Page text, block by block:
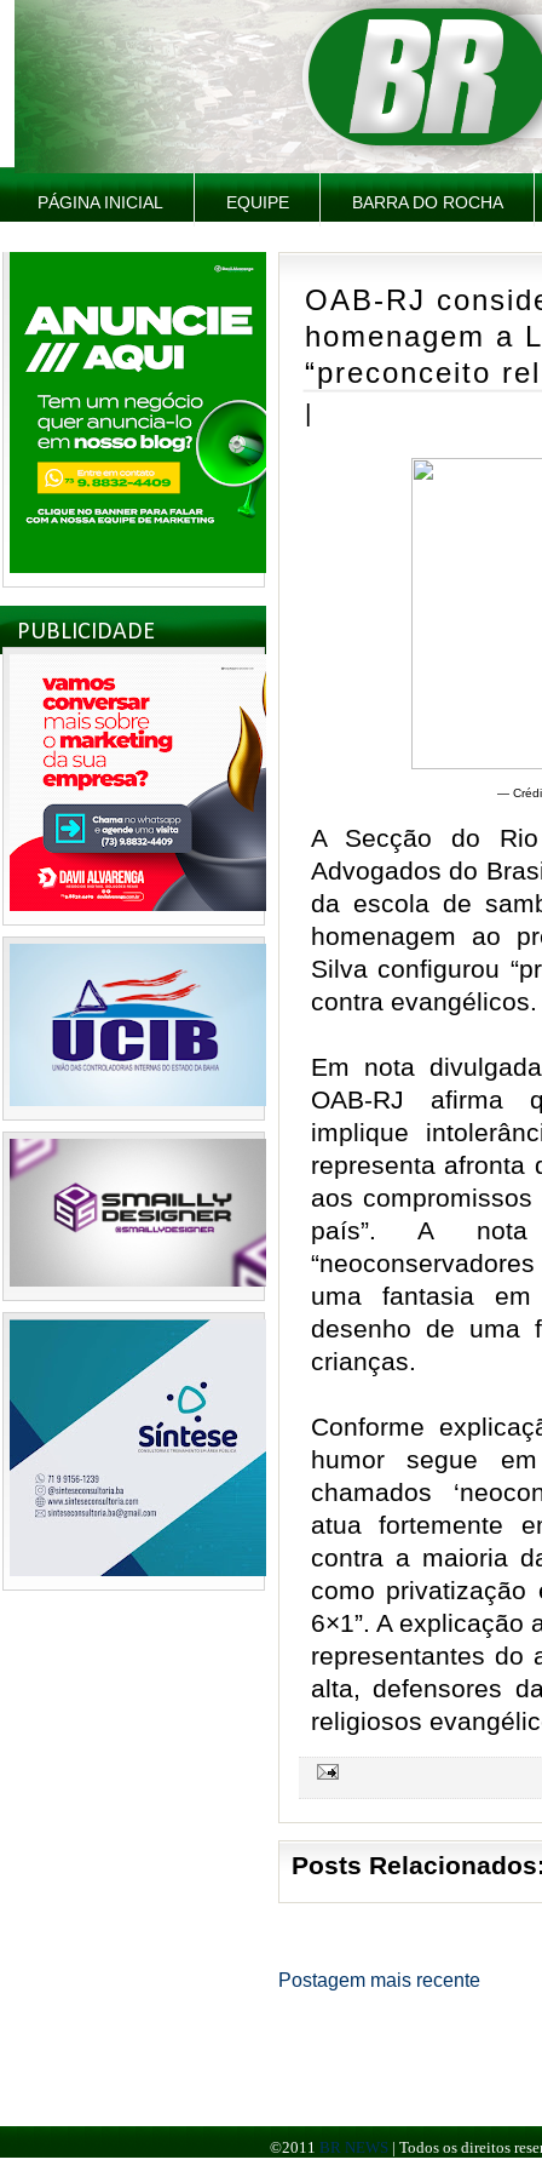
PÁGINA INICIAL EQUIPE BARRA DO ROCHA
PUBLICIDADE
OAB-RJ
homenagem a
“preconceito
|
—
A Secção do
Advogados do
da escola de
homenagem ao
Silva configurou
contra
Em nota
OAB-RJ afirma
implique
representa afronta
aos
país”. A
uma fantasia
desenho de uma
crianças.
Conforme
humor segue
chamados
atua fortemente
contra a maioria
como
6×1”. A explicação
representantes do
alta, defensores
religiosos
Posts
Postagem mais recente
©2011 BR NEWS | Todos os direitos